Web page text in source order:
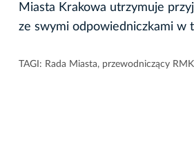
Miasta Krakowa utrzymuje
ze swymi odpowiedniczkami w
TAGI: Rada Miasta, przewodniczący RMK